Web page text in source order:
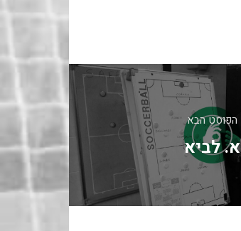
הפוסט הבא
א. לביא